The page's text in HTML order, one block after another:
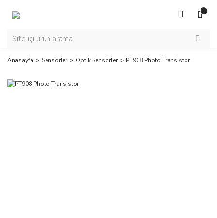
Anasayfa Sensörler Optik Sensörler PT908 Photo Transistor